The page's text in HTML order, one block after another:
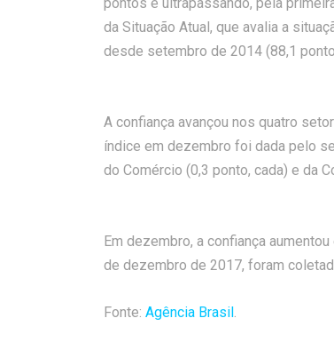
da Situação Atual, que avalia a
desde setembro de 2014 (88,1
A confiança avançou nos quatro
índice em dezembro foi dada pelo
do Comércio (0,3 ponto, cada) e da
Em dezembro, a confiança
de dezembro de 2017, foram
Fonte: Agência Brasil.